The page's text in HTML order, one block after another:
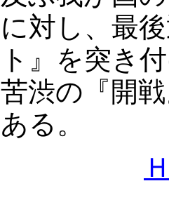
に対し、最
ト』を突き
苦渋の『開
ある。